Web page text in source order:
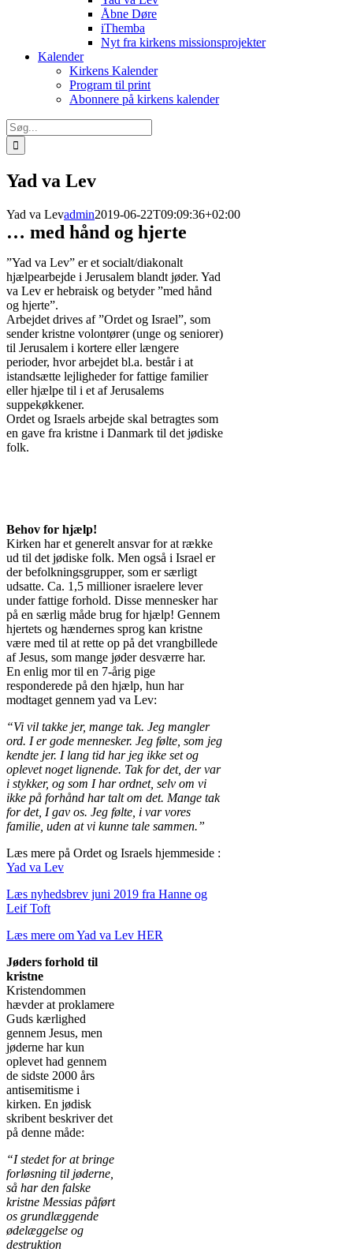
Åbne Døre
iThemba
Nyt fra kirkens missionsprojekter
Kalender
Kirkens Kalender
Program til print
Abonnere på kirkens kalender
Søg
efter:
Yad va Lev
Yad va Levadmin2019-06-22T09:09:36+02:00
… med hånd og hjerte
”Yad va Lev” er et socialt/diakonalt
hjælpearbejde i Jerusalem blandt jøder. Yad
va Lev er hebraisk og betyder ”med hånd
og hjerte”.
Arbejdet drives af ”Ordet og Israel”, som
sender kristne volontører (unge og seniorer)
til Jerusalem i kortere eller længere
perioder, hvor arbejdet bl.a. består i at
istandsætte lejligheder for fattige familier
eller hjælpe til i et af Jerusalems
suppekøkkener.
Ordet og Israels arbejde skal betragtes som
en gave fra kristne i Danmark til det jødiske
folk.
Behov for hjælp!
Kirken har et generelt ansvar for at række
ud til det jødiske folk. Men også i Israel er
der befolkningsgrupper, som er særligt
udsatte. Ca. 1,5 millioner israelere lever
under fattige forhold. Disse mennesker har
på en særlig måde brug for hjælp! Gennem
hjertets og hændernes sprog kan kristne
være med til at rette op på det vrangbillede
af Jesus, som mange jøder desværre har.
En enlig mor til en 7-årig pige
responderede på den hjælp, hun har
modtaget gennem yad va Lev:
“Vi vil takke jer, mange tak. Jeg mangler
ord. I er gode mennesker. Jeg følte, som jeg
kendte jer. I lang tid har jeg ikke set og
oplevet noget lignende. Tak for det, der var
i stykker, og som I har ordnet, selv om vi
ikke på forhånd har talt om det. Mange tak
for det, I gav os. Jeg følte, i var vores
familie, uden at vi kunne tale sammen.”
Læs mere på Ordet og Israels hjemmeside :
Yad va Lev
Læs nyhedsbrev juni 2019 fra Hanne og
Leif Toft
Læs mere om Yad va Lev HER
Jøders forhold til
kristne
Kristendommen
hævder at proklamere
Guds kærlighed
gennem Jesus, men
jøderne har kun
oplevet had gennem
de sidste 2000 års
antisemitisme i
kirken. En jødisk
skribent beskriver det
på denne måde:
“I stedet for at bringe
forløsning til jøderne,
så har den falske
kristne Messias påført
os grundlæggende
ødelæggelse og
destruktion